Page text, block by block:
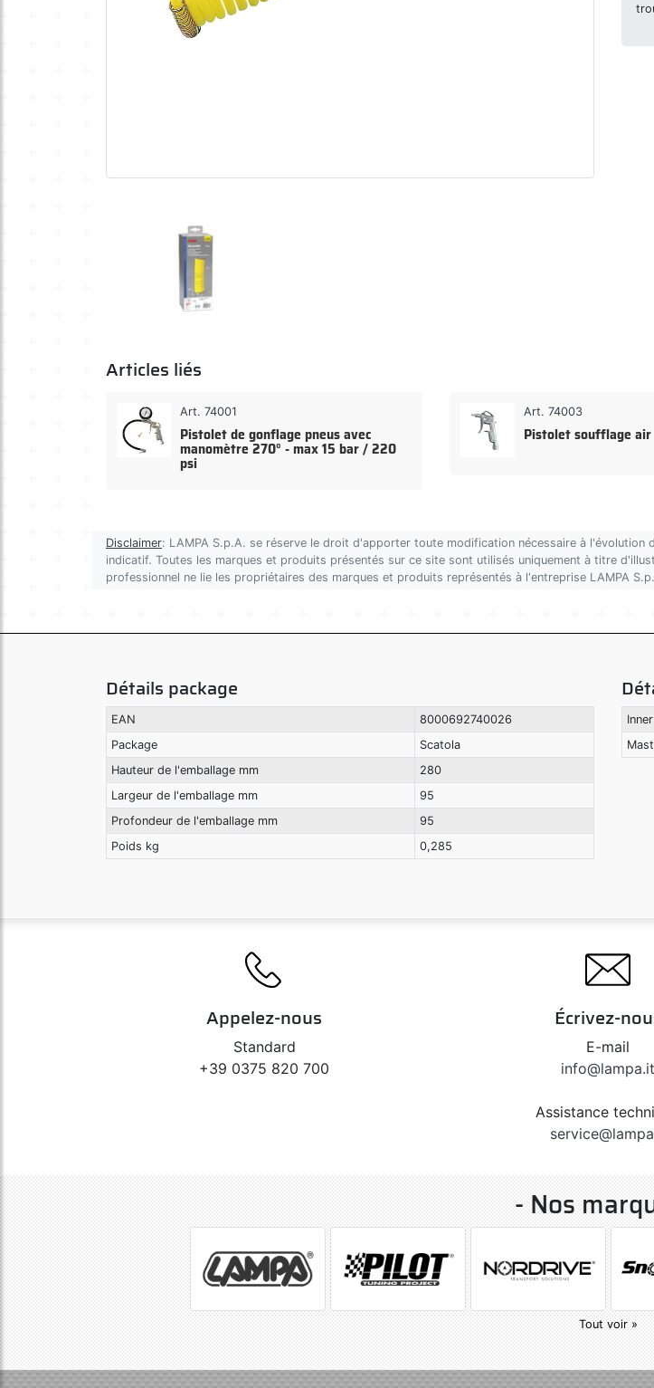
Articles liés
Art. 74001
Pistolet de gonflage pneus avec
manomètre 270° - max 15 bar / 220
psi
Art. 74003
Pistolet soufflage air
Disclaimer: LAMPA S.p.A. se réserve le droit d'apporter toute modification nécessaire à
indicatif. Toutes les marques et produits présentés sur ce site sont utilisés uniquement à titre
professionnel ne lie les propriétaires des marques et produits représentés à l'entreprise LAMPA
Détails package
EAN
8000692740026
Package
Scatola
Hauteur de l'emballage mm
280
Largeur de l'emballage mm
95
Profondeur de l'emballage mm
95
Poids kg
0,285
Inner
Appelez-nous
Standard
+39 0375 820 700
Écrivez-
E-mail
info@lampa.it
Assistance
- Nos
Tout voir »